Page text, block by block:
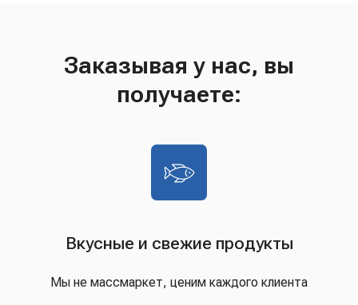
Заказывая у нас, вы
получаете:
Вкусные и свежие продукты
Мы не массмаркет, ценим каждого клиента